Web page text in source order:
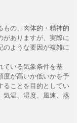
もの、肉体的・精神的
がありますが、実際に
のような要因が複雑に
ている気象条件を基
度が高いか低いかを予
ることを目的としてい
気温、湿度、風速、蒸